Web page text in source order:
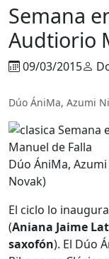
Semana
Audtiorio
09/03/2015
Dúo ÁniMa, Azumi
Dúo ÁniMa,
Novak)
El ciclo lo
(Aniana Jaime
saxofón). El Dúo